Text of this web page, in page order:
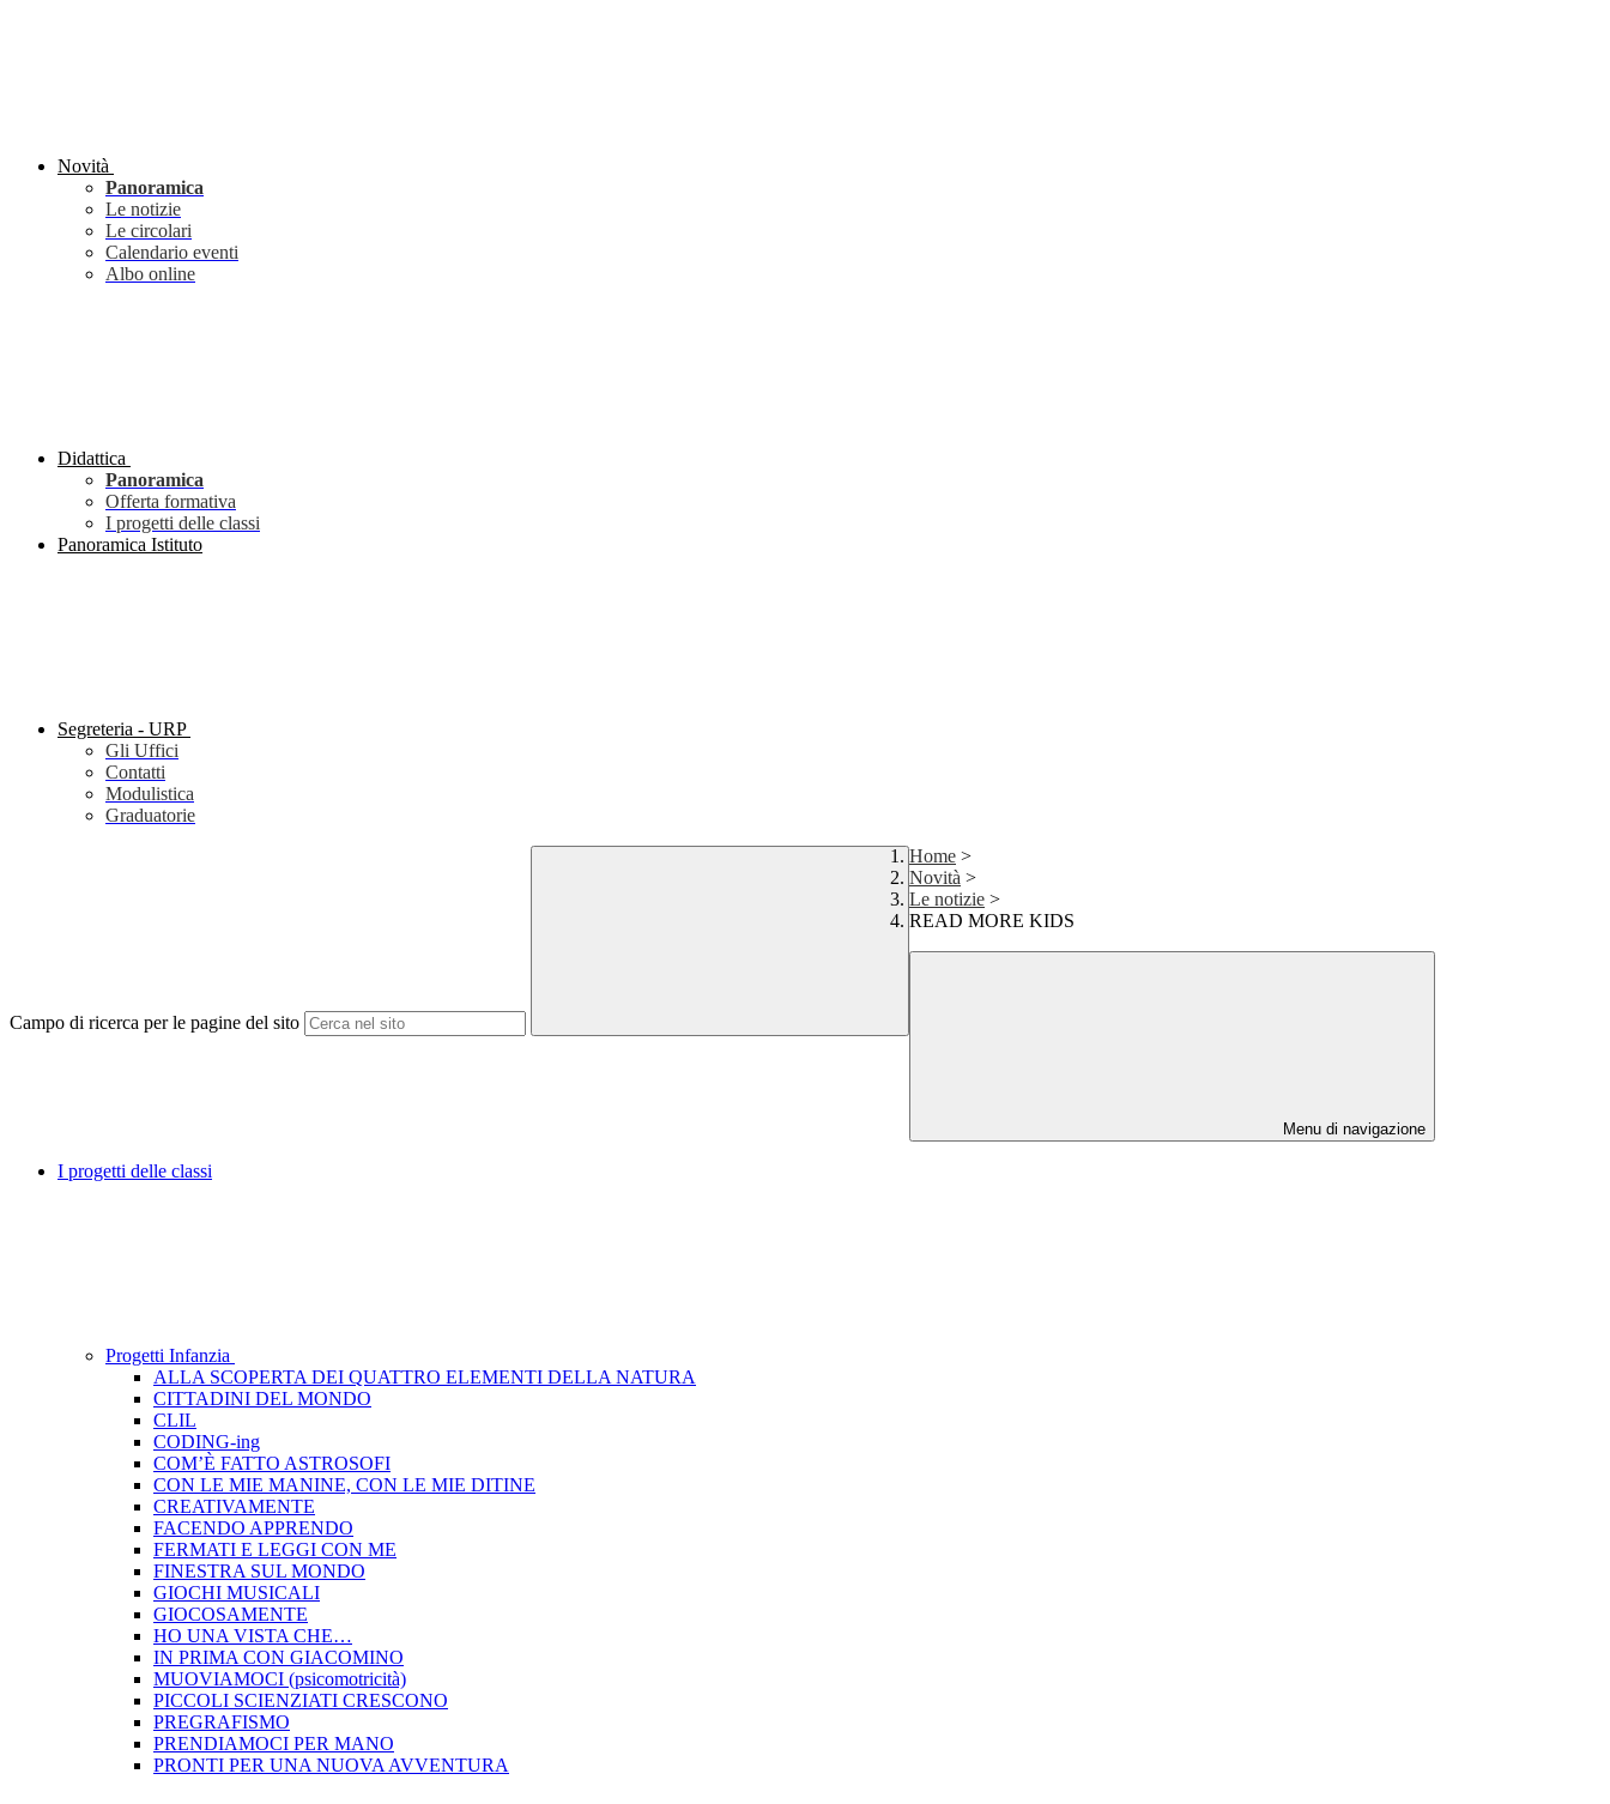
Novità
Panoramica
Le notizie
Le circolari
Calendario eventi
Albo online
Didattica
Panoramica
Offerta formativa
I progetti delle classi
Panoramica Istituto
Segreteria - URP
Gli Uffici
Contatti
Modulistica
Graduatorie
Campo di ricerca per le pagine del sito
Home >
Novità >
Le notizie >
READ MORE KIDS
Menu di navigazione
I progetti delle classi
Progetti Infanzia
ALLA SCOPERTA DEI QUATTRO ELEMENTI DELLA NATURA
CITTADINI DEL MONDO
CLIL
CODING-ing
COM’È FATTO ASTROSOFI
CON LE MIE MANINE, CON LE MIE DITINE
CREATIVAMENTE
FACENDO APPRENDO
FERMATI E LEGGI CON ME
FINESTRA SUL MONDO
GIOCHI MUSICALI
GIOCOSAMENTE
HO UNA VISTA CHE…
IN PRIMA CON GIACOMINO
MUOVIAMOCI (psicomotricità)
PICCOLI SCIENZIATI CRESCONO
PREGRAFISMO
PRENDIAMOCI PER MANO
PRONTI PER UNA NUOVA AVVENTURA